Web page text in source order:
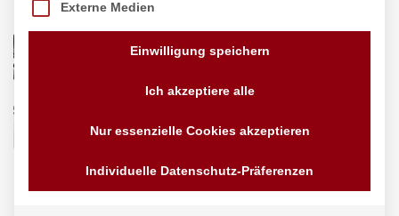
Externe Medien
Einwilligung speichern
Ich akzeptiere alle
Nur essenzielle Cookies akzeptieren
Individuelle Datenschutz-Präferenzen